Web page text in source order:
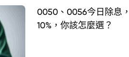
0050、0056今日除息
10%，你該怎麼選？